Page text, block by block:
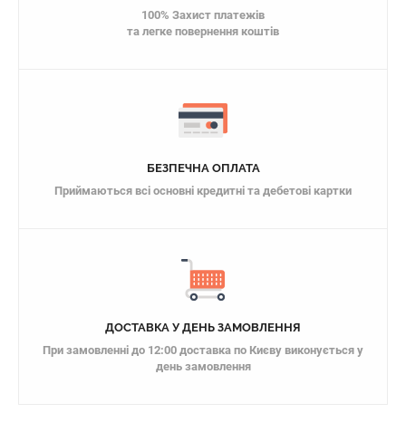
100% Захист платежів
та легке повернення коштів
БЕЗПЕЧНА ОПЛАТА
Приймаються всі основні кредитні та дебетові картки
ДОСТАВКА У ДЕНЬ ЗАМОВЛЕННЯ
При замовленні до 12:00 доставка по Києву виконується у
день замовлення